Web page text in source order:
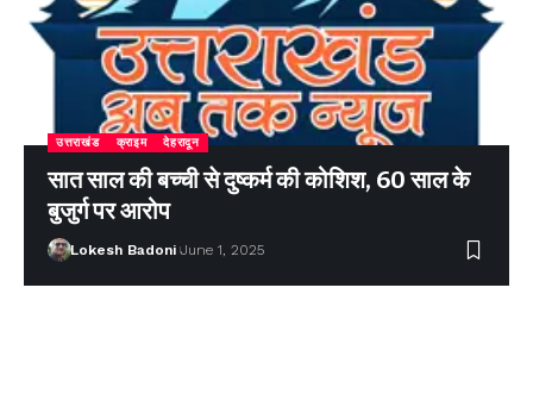
उत्तराखंड क्राइम देहरादून
सात साल की बच्ची से दुष्कर्म की कोशिश, 60 साल के
बुजुर्ग पर आरोप
Lokesh Badoni June 1, 2025